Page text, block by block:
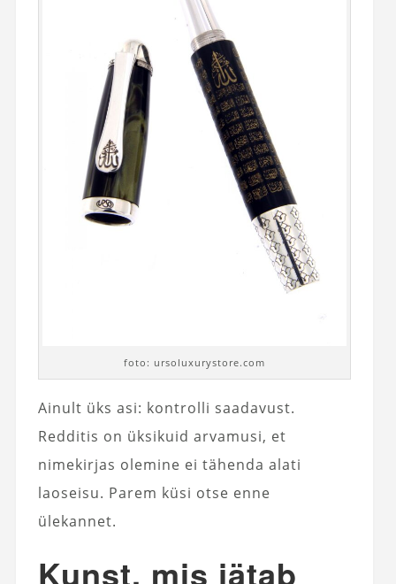
foto: ursoluxurystore.com
Ainult üks asi: kontrolli saadavust.
Redditis on üksikuid arvamusi, et
nimekirjas olemine ei tähenda alati
laoseisu. Parem küsi otse enne
ülekannet.
Kunst, mis jätab